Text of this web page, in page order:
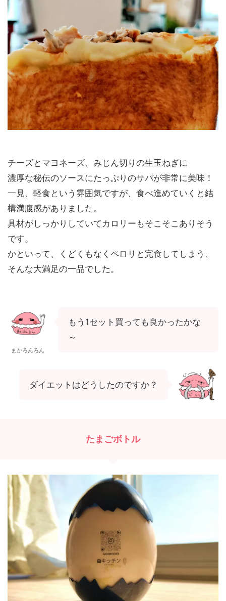
チーズとマヨネーズ、みじん切りの生玉ねぎに
濃厚な秘伝のソースにたっぷりのサバが非常に美味！
一見、軽食という雰囲気ですが、食べ進めていくと結
構満腹感がありました。
具材がしっかりしていてカロリーもそこそこありそう
です。
かといって、くどくもなくペロリと完食してしまう、
そんな大満足の一品でした。
まかろんろん
もう1セット買っても良かったかな
～
ダイエットはどうしたのですか？
たまごボトル